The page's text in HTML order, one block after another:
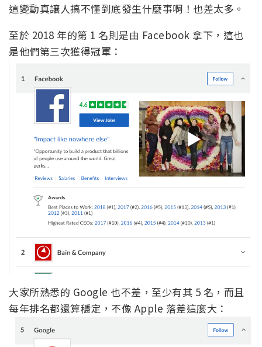
這變動真讓人搞不懂到底發生什麼事啊！也差太多。
至於 2018 年的第 1 名則是由 Facebook 拿下，這也
是他們第三次獲得冠軍：
大家所熟悉的 Google 也不差，至少有其 5 名，而且
每年排名都還算穩定，不像 Apple 落差這麼大：